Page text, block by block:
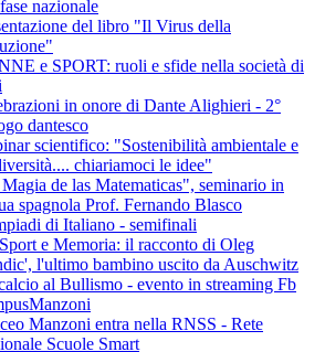
nazionale
del libro "Il Virus della
e SPORT: ruoli e sfide nella società di
in onore di Dante Alighieri - 2°
dantesco
scientifico: "Sostenibilità ambientale e
chiariamoci le idee"
de las Matematicas", seminario in
spagnola Prof. Fernando Blasco
di Italiano - semifinali
e Memoria: il racconto di Oleg
l'ultimo bambino uscito da Auschwitz
al Bullismo - evento in streaming Fb
Manzoni entra nella RNSS - Rete
Scuole Smart